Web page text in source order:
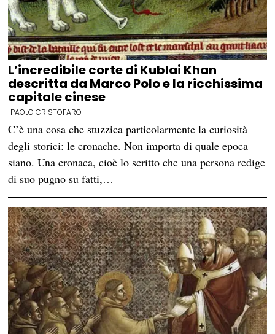
L’incredibile corte di Kublai Khan
descritta da Marco Polo e la ricchissima
capitale cinese
PAOLO CRISTOFARO
C’è una cosa che stuzzica particolarmente la curiosità
degli storici: le cronache. Non importa di quale epoca
siano. Una cronaca, cioè lo scritto che una persona redige
di suo pugno su fatti,…